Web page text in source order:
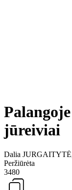
jūreiviai
Dalia
Peržiūrėta
3480